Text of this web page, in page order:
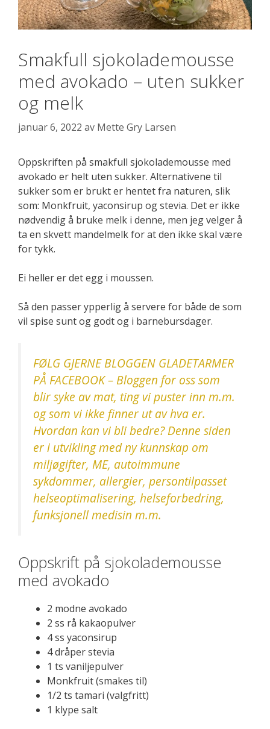
Smakfull sjokolademousse
med avokado – uten sukker
og melk
januar 6, 2022 av Mette Gry Larsen
Oppskriften på smakfull sjokolademousse med
avokado er helt uten sukker. Alternativene til
sukker som er brukt er hentet fra naturen, slik
som: Monkfruit, yaconsirup og stevia. Det er ikke
nødvendig å bruke melk i denne, men jeg velger å
ta en skvett mandelmelk for at den ikke skal være
for tykk.
Ei heller er det egg i moussen.
Så den passer ypperlig å servere for både de som
vil spise sunt og godt og i barnebursdager.
FØLG GJERNE BLOGGEN GLADETARMER
PÅ FACEBOOK – Bloggen for oss som
blir syke av mat, ting vi puster inn m.m.
og som vi ikke finner ut av hva er.
Hvordan kan vi bli bedre? Denne siden
er i utvikling med ny kunnskap om
miljøgifter, ME, autoimmune
sykdommer, allergier, persontilpasset
helseoptimalisering, helseforbedring,
funksjonell medisin m.m.
Oppskrift på sjokolademousse
med avokado
2 modne avokado
2 ss rå kakaopulver
4 ss yaconsirup
4 dråper stevia
1 ts vaniljepulver
Monkfruit (smakes til)
1/2 ts tamari (valgfritt)
1 klype salt